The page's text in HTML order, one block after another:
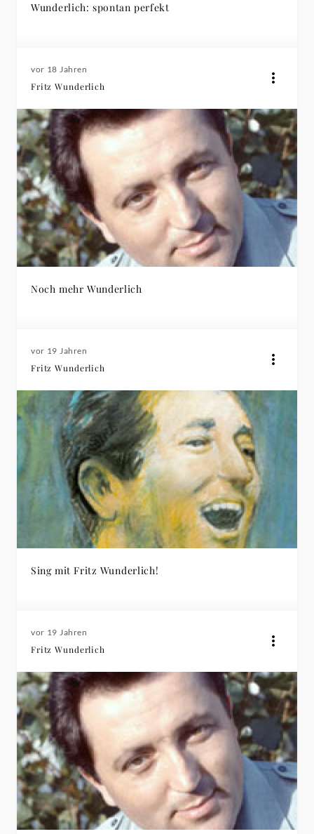
Wunderlich: spontan perfekt
vor 18 Jahren
Fritz Wunderlich
Noch mehr Wunderlich
vor 19 Jahren
Fritz Wunderlich
Sing mit Fritz Wunderlich!
vor 19 Jahren
Fritz Wunderlich